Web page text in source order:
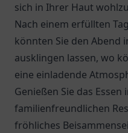
sich in Ihrer Haut
Nach einem erfüllten
könnten Sie den Abend
ausklingen lassen, wo
eine einladende
Genießen Sie das Essen
familienfreundlichen
fröhliches